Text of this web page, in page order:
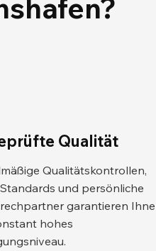
Qualität
Qualitätskontrollen,
und persönliche
garantieren
hohes